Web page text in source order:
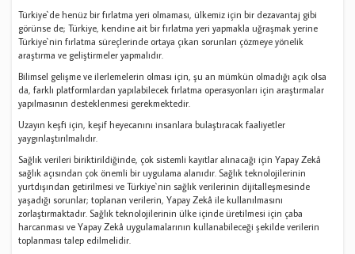
Türkiye`de henüz bir fırlatma yeri olmaması, ülkemiz için bir dezavantaj gibi
görünse de; Türkiye, kendine ait bir fırlatma yeri yapmakla uğraşmak yerine
Türkiye`nin fırlatma süreçlerinde ortaya çıkan sorunları çözmeye yönelik
araştırma ve geliştirmeler yapmalıdır.
Bilimsel gelişme ve ilerlemelerin olması için, şu an mümkün olmadığı açık olsa
da, farklı platformlardan yapılabilecek fırlatma operasyonları için araştırmalar
yapılmasının desteklenmesi gerekmektedir.
Uzayın keşfi için, keşif heyecanını insanlara bulaştıracak faaliyetler
yaygınlaştırılmalıdır.
Sağlık verileri biriktirildiğinde, çok sistemli kayıtlar alınacağı için Yapay Zekâ
sağlık açısından çok önemli bir uygulama alanıdır. Sağlık teknolojilerinin
yurtdışından getirilmesi ve Türkiye`nin sağlık verilerinin dijitalleşmesinde
yaşadığı sorunlar; toplanan verilerin, Yapay Zekâ ile kullanılmasını
zorlaştırmaktadır. Sağlık teknolojilerinin ülke içinde üretilmesi için çaba
harcanması ve Yapay Zekâ uygulamalarının kullanabileceği şekilde verilerin
toplanması talep edilmelidir.